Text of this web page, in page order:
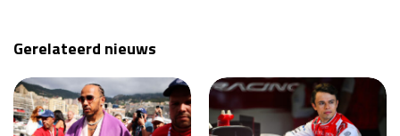
Gerelateerd nieuws